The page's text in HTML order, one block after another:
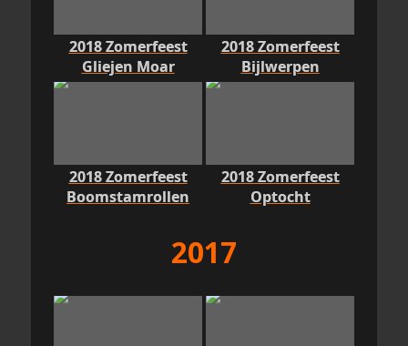
2018 Zomerfeest
Gliejen Moar
2018 Zomerfeest
Bijlwerpen
2018 Zomerfeest
Boomstamrollen
2018 Zomerfeest
Optocht
2017